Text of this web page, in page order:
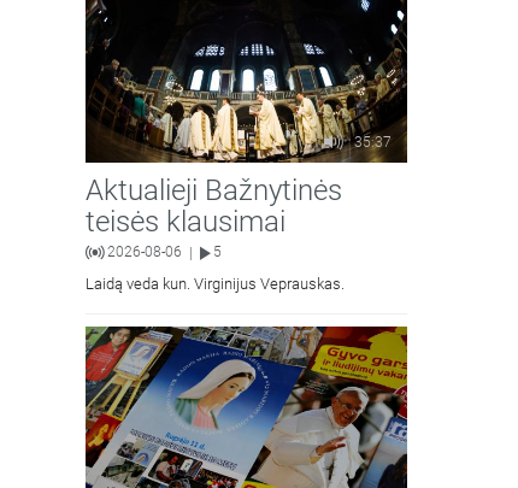
35:37
Aktualieji Bažnytinės
teisės klausimai
2026-08-06 5
Laidą veda kun. Virginijus Veprauskas.